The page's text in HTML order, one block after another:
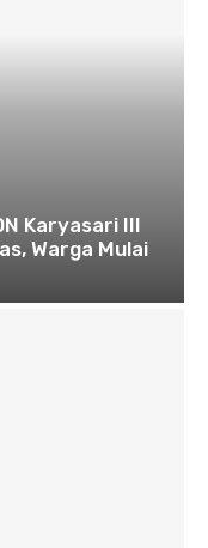
Karyasari III
Warga Mulai